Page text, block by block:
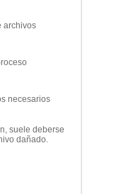
archivos
necesarios
suele deberse
dañado.